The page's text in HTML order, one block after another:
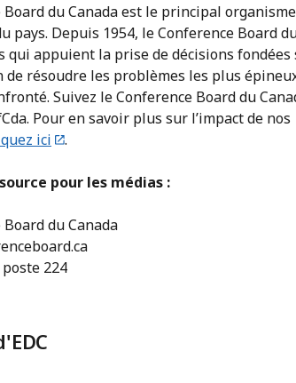
Board du Canada est le principal
pays. Depuis 1954, le Conference Board
qui appuient la prise de décisions fondées
de résoudre les problèmes les plus
Suivez le Conference Board du
Pour en savoir plus sur l’impact de nos
ici .
pour les médias :
du Canada
224